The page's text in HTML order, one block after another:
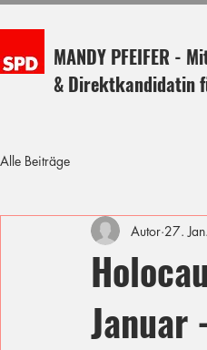
MANDY PFEIFER -
& Direktkandidatin
Alle Beiträge
Januar
Autor 27. Jan.